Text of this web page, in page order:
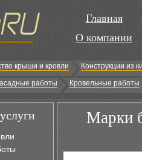
Главная
О компании
крыши и кровли
Конструкции из
работы Кровельные работы
Марки